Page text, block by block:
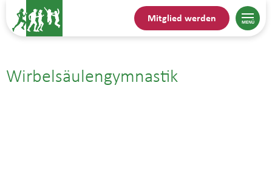
Mitglied werden
Wirbelsäulengymnastik